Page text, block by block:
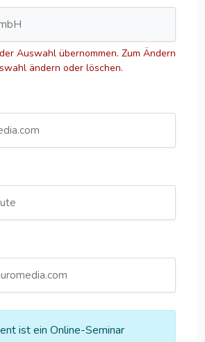
Auswahl übernommen. Zum Ändern
ändern oder löschen.
ist ein Online-Seminar